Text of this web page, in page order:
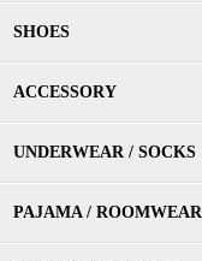
SHOES
ACCESSORY
UNDERWEAR / SOCKS
PAJAMA / ROOMWEAR